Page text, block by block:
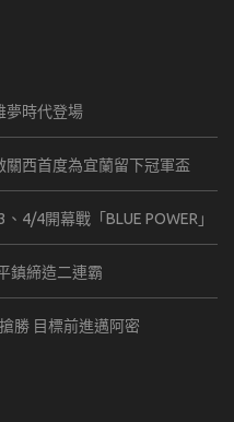
夢時代登場
西首度為宜蘭留下冠軍盃
4/4開幕戰「BLUE POWER」
鎮締造二連霸
勝 目標前進邁阿密